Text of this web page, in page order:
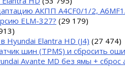
АКПП A4CF0/1/2,
ELM-327? (29 179)
Hyundai Elantra HD (J4) (27 474)
шин (TPMS) и сбросить
Avante MD без ямы +